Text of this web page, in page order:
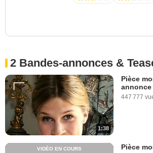
2 Bandes-annonces &
1:38
Pièce
annonce
447 777
VIDÉO EN COURS Pièce